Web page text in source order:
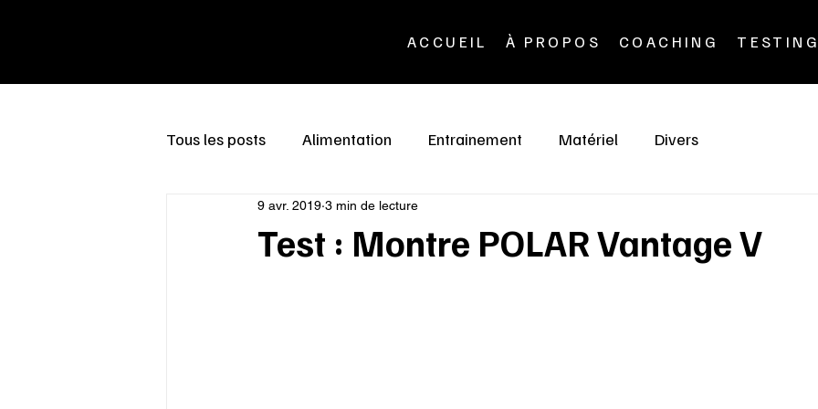
ACCUEIL À PROPOS COACHING TESTING
Tous les posts Alimentation Entrainement Matériel Divers
Test : Montre POLAR Vantage V
9 avr. 2019 3 min de lecture